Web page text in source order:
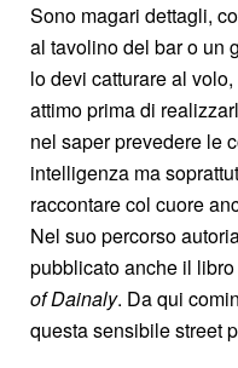
Sono magari dettagli,
al tavolino del bar o un
lo devi catturare al
attimo prima di
nel saper prevedere le
intelligenza ma
raccontare col cuore
Nel suo percorso
pubblicato anche il
of Dainaly. Da qui
questa sensibile street